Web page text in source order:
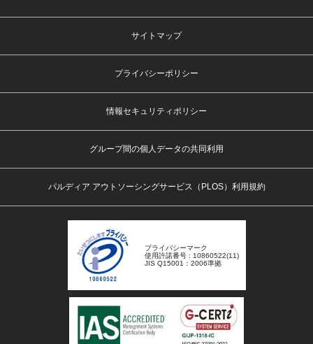
サイトマップ
プライバシーポリシー
情報セキュリティポリシー
グループ間の個人データの共同利用
パルディア アウトソーシングサービス（PLOS）利用規約
プライバシーマーク
使用許諾番号 : 10860522(11)
JIS Q15001：2006準拠